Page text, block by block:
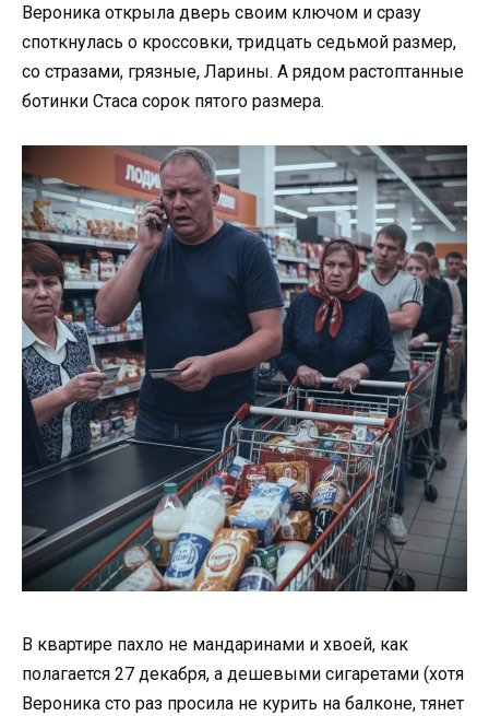
Вероника открыла дверь своим ключом и сразу
споткнулась о кроссовки, тридцать седьмой размер,
со стразами, грязные, Ларины. А рядом растоптанные
ботинки Стаса сорок пятого размера.
В квартире пахло не мандаринами и хвоей, как
полагается 27 декабря, а дешевыми сигаретами (хотя
Вероника сто раз просила не курить на балконе, тянет